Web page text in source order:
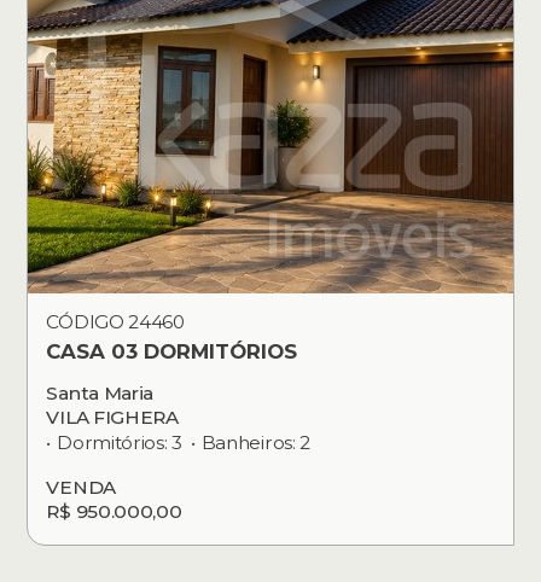
CÓDIGO 24460
CASA 03 DORMITÓRIOS
Santa Maria
VILA FIGHERA
Dormitórios: 3
Banheiros: 2
VENDA
R$ 950.000,00